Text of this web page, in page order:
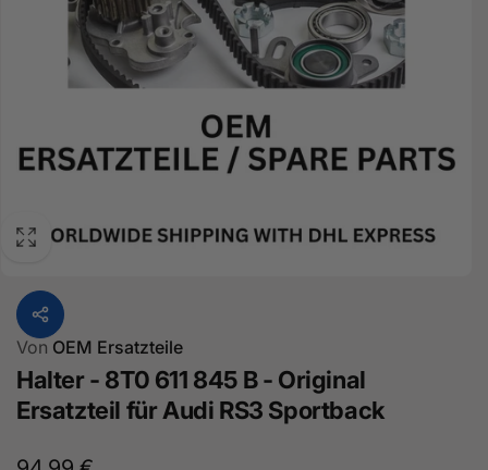
Von OEM Ersatzteile
Halter - 8T0 611 845 B - Original
Ersatzteil für Audi RS3 Sportback